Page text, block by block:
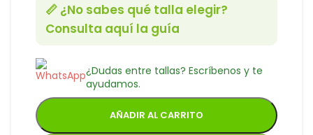
📏 ¿No sabes qué talla elegir?
Consulta aquí la guía
¿Dudas entre tallas? Escríbenos y te
ayudamos.
AÑADIR AL CARRITO